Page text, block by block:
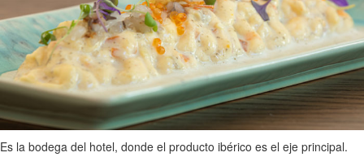
Es la bodega del hotel, donde el producto ibérico es el eje principal.